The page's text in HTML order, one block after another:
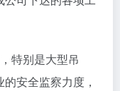
特别是大型吊
安全监察力度，